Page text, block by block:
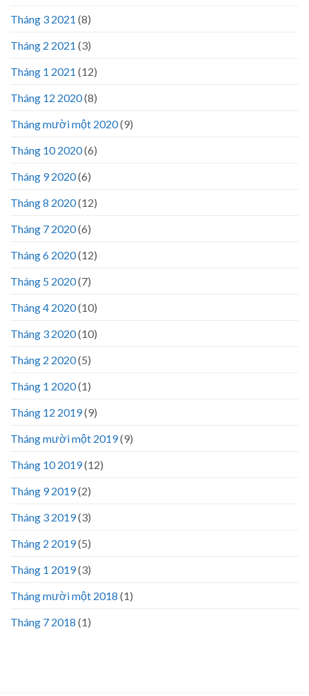
Tháng 3 2021 (8)
Tháng 2 2021 (3)
Tháng 1 2021 (12)
Tháng 12 2020(8)
Tháng mười một 2020(9)
Tháng 10 2020(6)
Tháng 9 2020(6)
Tháng 8 2020(12)
Tháng 7 2020(6)
Tháng 6 2020(12)
Tháng 5 2020(7)
Tháng 4 2020(10)
Tháng 3 2020(10)
Tháng 2 2020(5)
Tháng 1 2020(1)
Tháng 12 2019(9)
Tháng mười một 2019(9)
Tháng 10 2019(12)
Tháng 9 2019(2)
Tháng 3 2019(3)
Tháng 2 2019(5)
Tháng 1 2019(3)
Tháng mười một 2018 (1)
Tháng 7 2018 (1)